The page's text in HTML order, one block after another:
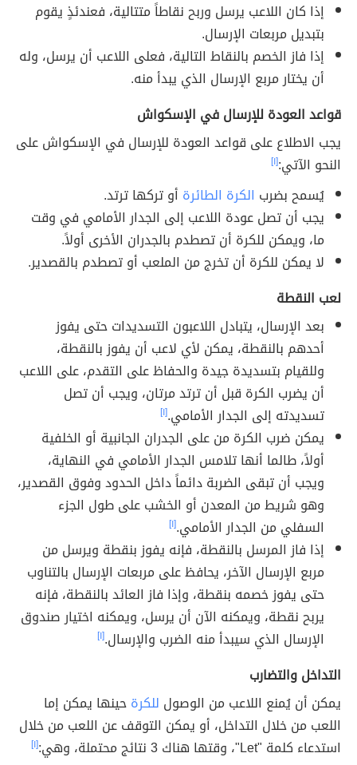
إذا كان اللاعب يرسل وربح نقاطاً متتالية، فعندئذٍ يقوم
بتبديل مربعات الإرسال.
إذا فاز الخصم بالنقاط التالية، فعلى اللاعب أن يرسل، وله
أن يختار مربع الإرسال الذي يبدأ منه.
قواعد العودة للإرسال في الإسكواش
يجب الاطلاع على قواعد العودة للإرسال في الإسكواش على
النحو الآتي:[١]
يُسمح بضرب الكرة الطائرة أو تركها ترتد.
يجب أن تصل عودة اللاعب إلى الجدار الأمامي في وقت
ما، ويمكن للكرة أن تصطدم بالجدران الأخرى أولاً.
لا يمكن للكرة أن تخرج من الملعب أو تصطدم بالقصدير.
لعب النقطة
بعد الإرسال، يتبادل اللاعبون التسديدات حتى يفوز
أحدهم بالنقطة، يمكن لأي لاعب أن يفوز بالنقطة،
وللقيام بتسديدة جيدة والحفاظ على التقدم، على اللاعب
أن يضرب الكرة قبل أن ترتد مرتان، ويجب أن تصل
تسديدته إلى الجدار الأمامي.[١]
يمكن ضرب الكرة من على الجدران الجانبية أو الخلفية
أولاً، طالما أنها تلامس الجدار الأمامي في النهاية،
ويجب أن تبقى الضربة دائماً داخل الحدود وفوق القصدير،
وهو شريط من المعدن أو الخشب على طول الجزء
السفلي من الجدار الأمامي.[١]
إذا فاز المرسل بالنقطة، فإنه يفوز بنقطة ويرسل من
مربع الإرسال الآخر، يحافظ على مربعات الإرسال بالتناوب
حتى يفوز خصمه بنقطة، وإذا فاز العائد بالنقطة، فإنه
يربح نقطة، ويمكنه الآن أن يرسل، ويمكنه اختيار صندوق
الإرسال الذي سيبدأ منه الضرب والإرسال.[١]
التداخل والتضارب
يمكن أن يُمنع اللاعب من الوصول للكرةحينها يمكن إما
اللعب من خلال التداخل، أو يمكن التوقف عن اللعب من خلال
استدعاء كلمة "Let"، وقتها هناك 3 نتائج محتملة، وهي:
[١]